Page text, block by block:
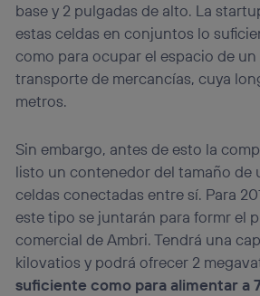
base y 2 pulgadas de alto. La
estas celdas en conjuntos lo
como para ocupar el espacio de
transporte de mercancías, cuya
metros.
Sin embargo, antes de esto la
listo un contenedor del tamaño de
celdas conectadas entre sí. Para
este tipo se juntarán para formr el
comercial de Ambri. Tendrá una
kilovatios y podrá ofrecer 2
suficiente como para alimentar a